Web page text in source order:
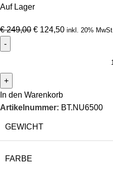
Auf Lager
€249,00 € 124,50 inkl. 20% MwSt.
In den Warenkorb
Artikelnummer: BT.NU6500
GEWICHT
FARBE